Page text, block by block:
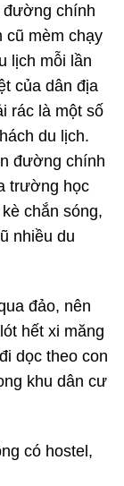
đường chính
cũ mèm chạy
lịch mỗi lần
của dân địa
rác là một số
du lịch.
đường chính
trường học
chắn sóng,
nhiều du
đảo, nên
hết xi măng
dọc theo con
khu dân cư
có hostel,